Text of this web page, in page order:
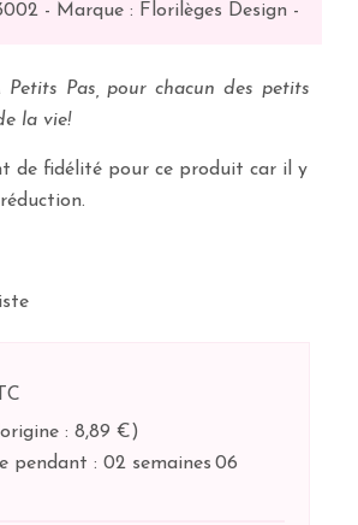
- Marque : Florilèges Design -
Pas, pour chacun des petits
la vie!
de fidélité pour ce produit car il y
: 8,89 €)
pendant : 02 semaines 06